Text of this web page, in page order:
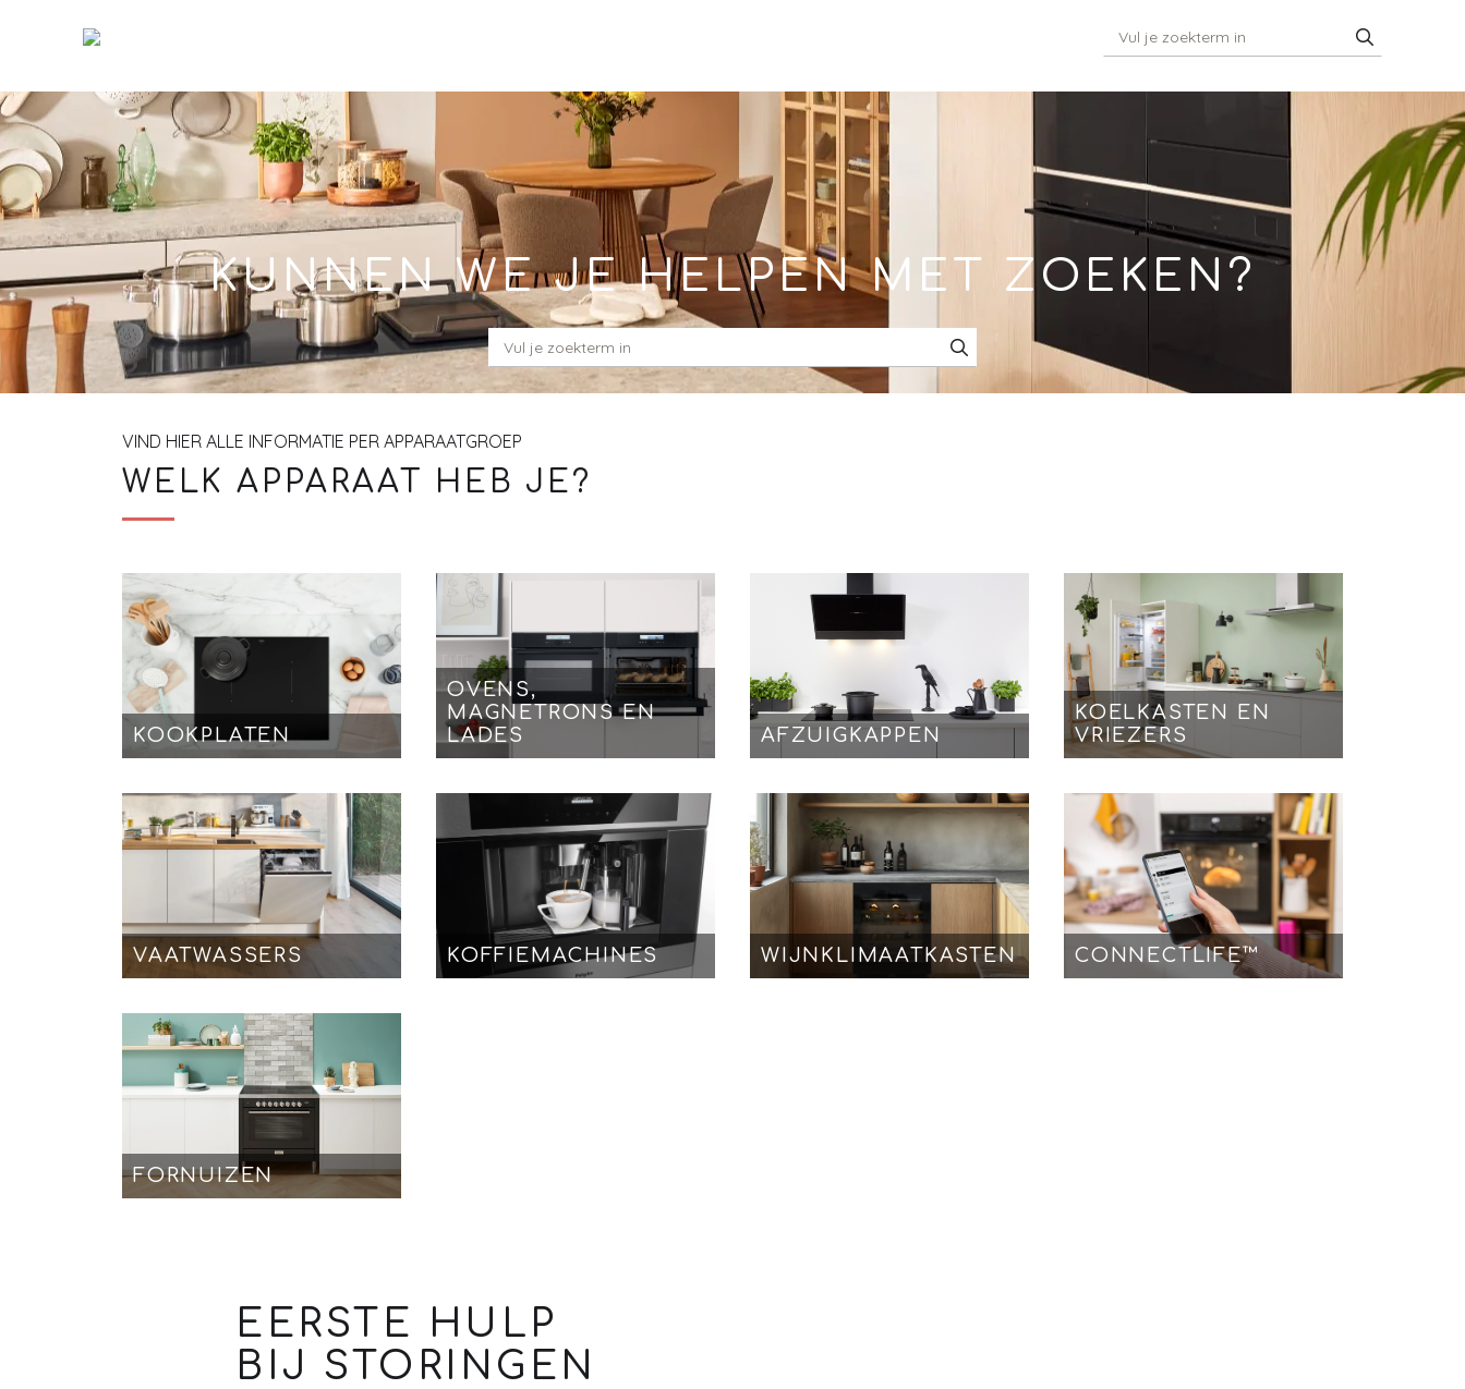
KUNNEN WE JE HELPEN MET ZOEKEN?
VIND HIER ALLE INFORMATIE PER APPARAATGROEP
WELK APPARAAT HEB JE?
KOOKPLATEN
OVENS,
MAGNETRONS EN
LADES
AFZUIGKAPPEN
KOELKASTEN EN
VRIEZERS
VAATWASSERS KOFFIEMACHINES WIJNKLIMAATKASTEN CONNECTLIFE™
FORNUIZEN
EERSTE HULP
BIJ STORINGEN